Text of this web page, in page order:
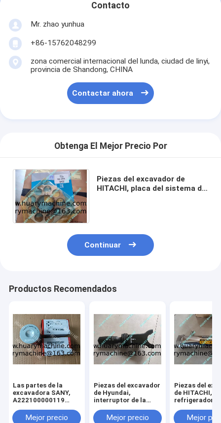
Contacto
Mr. zhao yunhua
+86-15762048299
zona comercial internacional del lunda, ciudad de linyi,
provincia de Shandong, CHINA
Contactar ahora
Obtenga El Mejor Precio Por
Piezas del excavador de
HITACHI, placa del sistema de
Continuar
Productos Recomendados
Las partes de la
excavadora SANY,
A222100000119
Mejor precio
Piezas del excavador
de Hyundai,
interruptor de la
00072Mejor precio
Piezas del
de HITACHI,
refrigerador
recirculación
Mejor